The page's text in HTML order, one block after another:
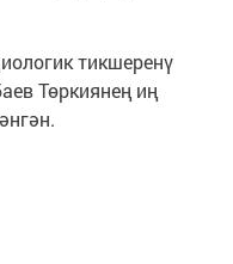
тикшеренү
Төркиянең иң